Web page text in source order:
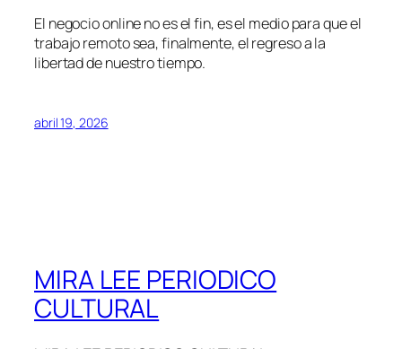
El negocio online no es el fin, es el medio para que el
trabajo remoto sea, finalmente, el regreso a la
libertad de nuestro tiempo.
abril 19, 2026
MIRA LEE PERIODICO
CULTURAL